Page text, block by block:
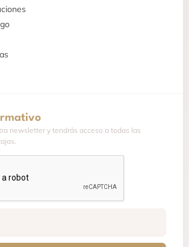
newsletter y tendrás acceso a todas las